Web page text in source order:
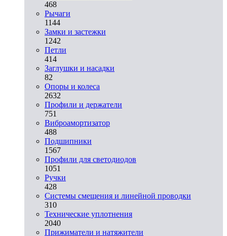
468
Рычаги
1144
Замки и застежки
1242
Петли
414
Заглушки и насадки
82
Опоры и колеса
2632
Профили и держатели
751
Виброамортизатор
488
Подшипники
1567
Профили для светодиодов
1051
Ручки
428
Системы смещения и линейной проводки
310
Технические уплотнения
2040
Прижиматели и натяжители